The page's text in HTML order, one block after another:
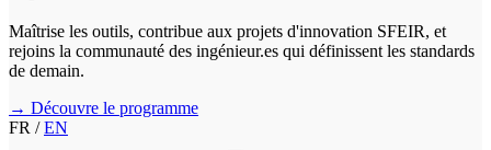
Maîtrise les outils, contribue aux projets d'innovation SFEIR, et
rejoins la communauté des ingénieur.es qui définissent les standards
de demain.
→ Découvre le programme
FR / EN